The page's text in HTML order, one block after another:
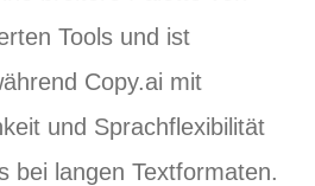
Tools und ist
Copy.ai mit
und Sprachflexibilität
bei langen Textformaten.